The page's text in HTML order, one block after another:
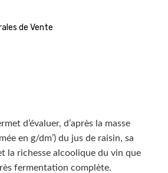
de Vente
d’évaluer, d’après la masse
en g/dm’) du jus de raisin, sa
la richesse alcoolique du vin que
fermentation complète.